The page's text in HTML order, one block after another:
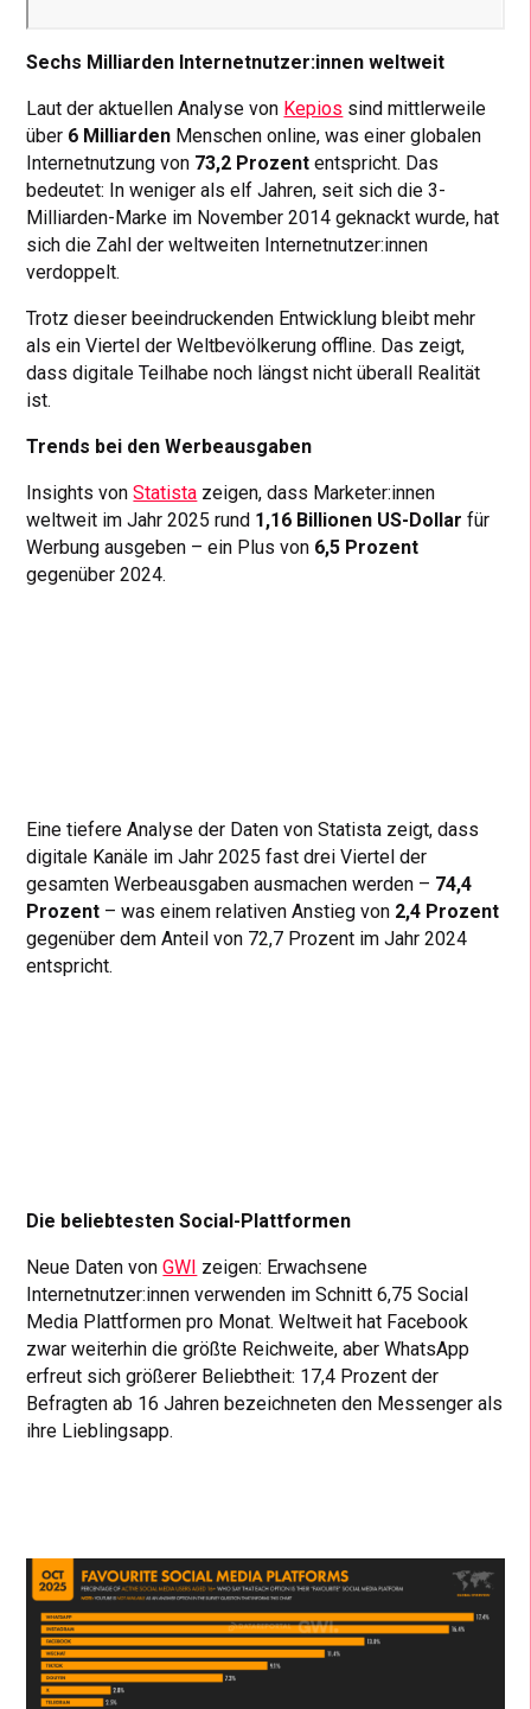
Sechs Milliarden Internetnutzer:innen weltweit
Laut der aktuellen Analyse von Kepios sind mittlerweile
über 6 Milliarden Menschen online, was einer globalen
Internetnutzung von 73,2 Prozent entspricht. Das
bedeutet: In weniger als elf Jahren, seit sich die 3-
Milliarden-Marke im November 2014 geknackt wurde, hat
sich die Zahl der weltweiten Internetnutzer:innen
verdoppelt.
Trotz dieser beeindruckenden Entwicklung bleibt mehr
als ein Viertel der Weltbevölkerung offline. Das zeigt,
dass digitale Teilhabe noch längst nicht überall Realität
ist.
Trends bei den Werbeausgaben
Insights vonStatista zeigen, dass Marketer:innen
weltweit im Jahr 2025 rund 1,16 Billionen US-Dollar für
Werbung ausgeben – ein Plus von 6,5 Prozent
gegenüber 2024.
Eine tiefere Analyse der Daten von Statista zeigt, dass
digitale Kanäle im Jahr 2025 fast drei Viertel der
gesamten Werbeausgaben ausmachen werden – 74,4
Prozent – was einem relativen Anstieg von 2,4 Prozent
gegenüber dem Anteil von 72,7 Prozent im Jahr 2024
entspricht.
Die beliebtesten Social-Plattformen
Neue Daten vonGWI zeigen: Erwachsene
Internetnutzer:innen verwenden im Schnitt 6,75 Social
Media Plattformen pro Monat. Weltweit hat Facebook
zwar weiterhin die größte Reichweite, aber WhatsApp
erfreut sich größerer Beliebtheit: 17,4 Prozent der
Befragten ab 16 Jahren bezeichneten den Messenger als
ihre Lieblingsapp.